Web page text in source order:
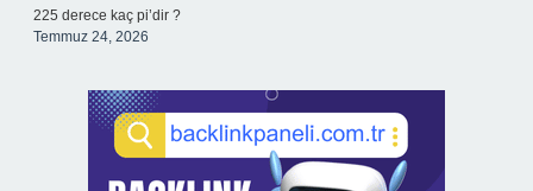
225 derece kaç pi’dir ?
Temmuz 24, 2026